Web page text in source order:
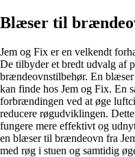
Blæser til
Jem og Fix er en velkendt
De tilbyder et bredt udvalg af
brændeovnstilbehør. En
kan finde hos Jem og Fix. En
forbrændingen ved at øge
reducere røgudviklingen.
fungere mere effektivt og
en blæser til brændeovn fra
med røg i stuen og samtidig